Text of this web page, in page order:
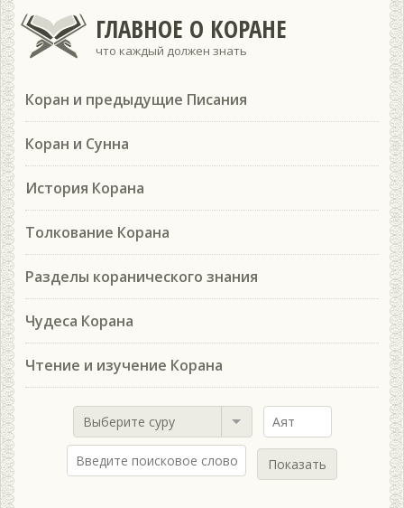
ГЛАВНОЕ О КОРАНЕ
что каждый должен знать
Коран и предыдущие Писания
Коран и Сунна
История Корана
Толкование Корана
Разделы коранического знания
Чудеса Корана
Чтение и изучение Корана
Выберите суру
Показать